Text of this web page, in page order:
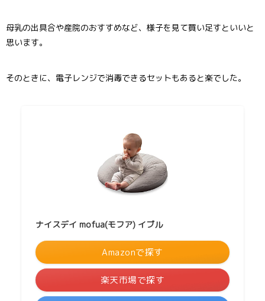
母乳の出具合や産院のおすすめなど、様子を見て買い足すといいと
思います。
そのときに、電子レンジで消毒できるセットもあると楽でした。
ナイスデイ mofua(モフア) イブル
Amazonで探す
楽天市場で探す